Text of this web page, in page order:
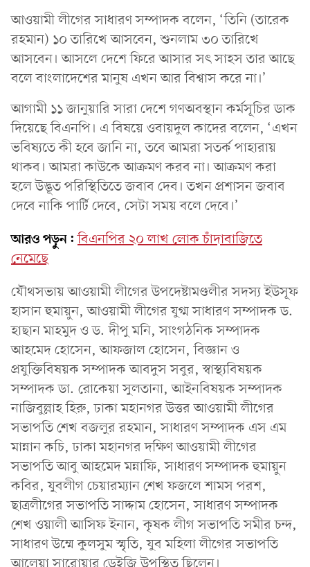
আওয়ামী লীগের সাধারণ সম্পাদক বলেন, ‘তিনি (তারেক
রহমান) ১০ তারিখে আসবেন, শুনলাম ৩০ তারিখে
আসবেন। আসলে দেশে ফিরে আসার সৎ সাহস তার আছে
বলে বাংলাদেশের মানুষ এখন আর বিশ্বাস করে না।’
আগামী ১১ জানুয়ারি সারা দেশে গণঅবস্থান কর্মসূচির ডাক
দিয়েছে বিএনপি। এ বিষয়ে ওবায়দুল কাদের বলেন, ‘এখন
ভবিষ্যতে কী হবে জানি না, তবে আমরা সতর্ক পাহারায়
থাকব। আমরা কাউকে আক্রমণ করব না। আক্রমণ করা
হলে উদ্ভূত পরিস্থিতিতে জবাব দেব। তখন প্রশাসন জবাব
দেবে নাকি পার্টি দেবে, সেটা সময় বলে দেবে।’
আরও পড়ুন: বিএনপির ২০ লাখ লোক চাঁদাবাজিতে
নেমেছে
যৌথসভায় আওয়ামী লীগের উপদেষ্টামণ্ডলীর সদস্য ইউসূফ
হাসান হুমায়ুন, আওয়ামী লীগের যুগ্ম সাধারণ সম্পাদক ড.
হাছান মাহমুদ ও ড. দীপু মনি, সাংগঠনিক সম্পাদক
আহমেদ হোসেন, আফজাল হোসেন, বিজ্ঞান ও
প্রযুক্তিবিষয়ক সম্পাদক আবদুস সবুর, স্বাস্থ্যবিষয়ক
সম্পাদক ডা. রোকেয়া সুলতানা, আইনবিষয়ক সম্পাদক
নাজিবুল্লাহ হিরু, ঢাকা মহানগর উত্তর আওয়ামী লীগের
সভাপতি শেখ বজলুর রহমান, সাধারণ সম্পাদক এস এম
মান্নান কচি, ঢাকা মহানগর দক্ষিণ আওয়ামী লীগের
সভাপতি আবু আহমেদ মন্নাফি, সাধারণ সম্পাদক হুমায়ুন
কবির, যুবলীগ চেয়ারম্যান শেখ ফজলে শামস পরশ,
ছাত্রলীগের সভাপতি সাদ্দাম হোসেন, সাধারণ সম্পাদক
শেখ ওয়ালী আসিফ ইনান, কৃষক লীগ সভাপতি সমীর চন্দ,
সাধারণ উম্মে কুলসুম স্মৃতি, যুব মহিলা লীগের সভাপতি